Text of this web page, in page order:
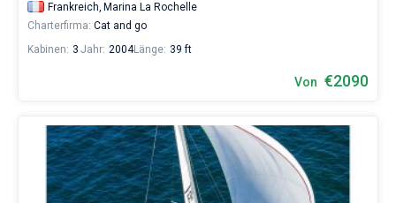
Frankreich, Marina La Rochelle
Charterfirma: Cat and go
Kabinen: 3 Jahr: 2004Länge: 39 ft
Von €2090